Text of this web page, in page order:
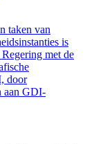
taken van
is
met de
door
aan GDI-